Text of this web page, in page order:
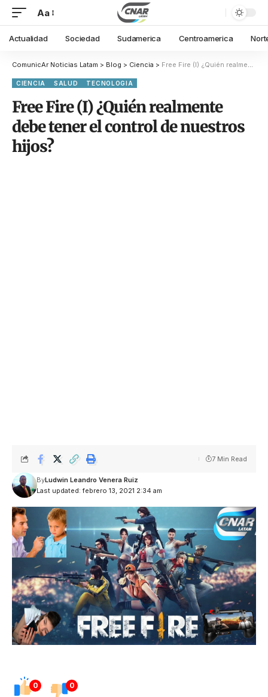
Aa
Actualidad Sociedad Sudamerica Centroamerica
ComunicAr Noticias Latam > Blog > Ciencia > Free Fire (I) ¿Quién realmente debe tener el control de nuestros hijos?
CIENCIA SALUD TECNOLOGIA
Free Fire (I) ¿Quién realmente
debe tener el control de nuestros
hijos?
Last updated: febrero 13, 2021 2:34 am
ByLudwin Leandro Venera Ruiz
7 Min Read
0 0